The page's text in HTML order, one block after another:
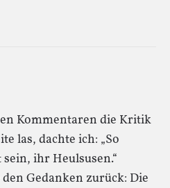
Kommentaren die Kritik
las, dachte ich: „So
ihr Heulsusen.“
Gedanken zurück: Die